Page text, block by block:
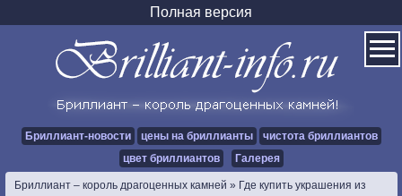
Полная версия
Бриллиант-новости цены на бриллианты
чистота бриллиантов
цвет бриллиантов
Галерея
Бриллиант – король драгоценных камней » Где купить украшения из